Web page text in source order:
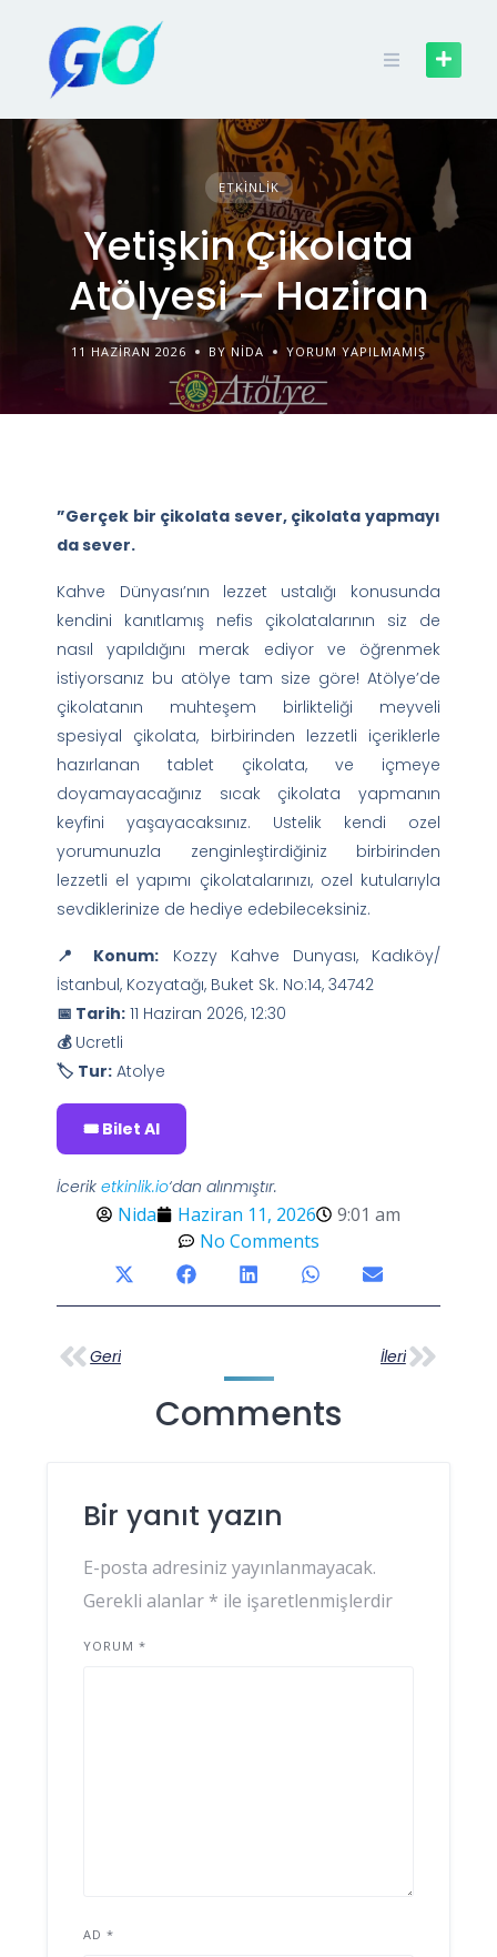
ETKINLIK
Yetişkin Çikolata
Atölyesi – Haziran
11 HAZIRAN 2026 BY NIDA YORUM YAPILMAMIŞ
”Gerçek bir çikolata sever, çikolata yapmayı
da sever.
Kahve Dünyası’nın lezzet ustalığı konusunda
kendini kanıtlamış nefis çikolatalarının siz de
nasıl yapıldığını merak ediyor ve öğrenmek
istiyorsanız bu atölye tam size göre! Atölye’de
çikolatanın muhteşem birlikteliği meyveli
spesiyal çikolata, birbirinden lezzetli içeriklerle
hazırlanan tablet çikolata, ve içmeye
doyamayacağınız sıcak çikolata yapmanın
keyfini yaşayacaksınız. Ustelik kendi ozel
yorumunuzla zenginleştirdiğiniz birbirinden
lezzetli el yapımı çikolatalarınızı, ozel kutularıyla
sevdiklerinize de hediye edebileceksiniz.
📍 Konum: Kozzy Kahve Dunyası, Kadıköy/
İstanbul, Kozyatağı, Buket Sk. No:14, 34742
📅 Tarih: 11 Haziran 2026, 12:30
💰Ucretli
🏷️ Tur: Atolye
🎟️ Bilet Al
İceriketkinlik.io‘dan alınmıştır.
Nida Haziran 11, 2026
9:01 am
No Comments
Geri İleri
Comments
Bir yanıt yazın
E-posta adresiniz yayınlanmayacak.
Gerekli alanlar * ile işaretlenmişlerdir
YORUM *
AD *